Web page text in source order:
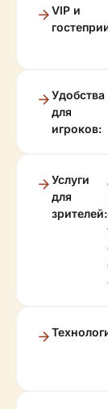
VIP и
Удобства
для
игроков:
Услуги
для
зрителей: